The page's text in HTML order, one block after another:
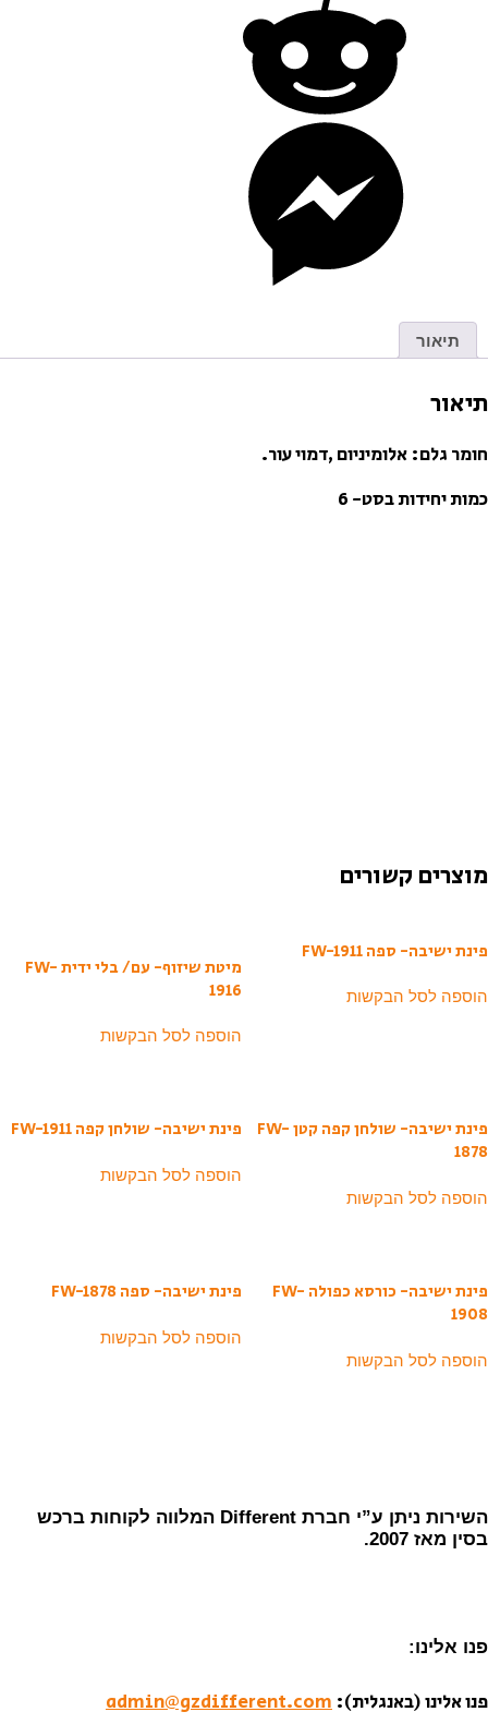
תיאור
תיאור
חומר גלם: אלומיניום ,דמוי עור.
כמות יחידות בסט- 6
מוצרים קשורים
פינת ישיבה- ספה FW-1911
הוספה לסל הבקשות
מיטת שיזוף- עם/ בלי ידית FW-
1916
הוספה לסל הבקשות
פינת ישיבה- שולחן קפה קטן FW-
1878
הוספה לסל הבקשות
פינת ישיבה- שולחן קפה FW-1911
הוספה לסל הבקשות
פינת ישיבה- כורסא כפולה FW-
1908
הוספה לסל הבקשות
פינת ישיבה- ספה FW-1878
הוספה לסל הבקשות
השירות ניתן ע”י חברת Different המלווה לקוחות ברכש
בסין מאז 2007.
פנו אלינו:
פנו אלינו (באנגלית): admin@gzdifferent.com